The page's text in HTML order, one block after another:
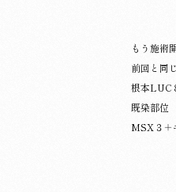
もう施術
前回と同
根本LUC
既染部位
MSX３＋